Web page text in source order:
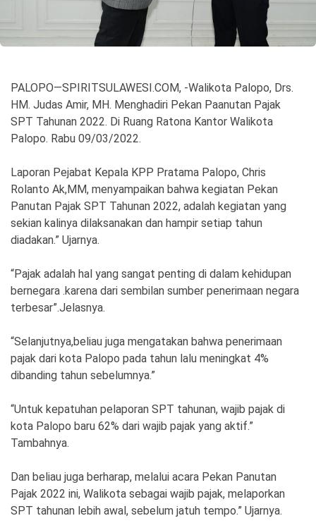
PALOPO—SPIRITSULAWESI.COM, -Walikota Palopo, Drs.
HM. Judas Amir, MH. Menghadiri Pekan Paanutan Pajak
SPT Tahunan 2022. Di Ruang Ratona Kantor Walikota
Palopo. Rabu 09/03/2022.
Laporan Pejabat Kepala KPP Pratama Palopo, Chris
Rolanto Ak,MM, menyampaikan bahwa kegiatan Pekan
Panutan Pajak SPT Tahunan 2022, adalah kegiatan yang
sekian kalinya dilaksanakan dan hampir setiap tahun
diadakan.” Ujarnya.
“Pajak adalah hal yang sangat penting di dalam kehidupan
bernegara .karena dari sembilan sumber penerimaan negara
terbesar”.Jelasnya.
“Selanjutnya,beliau juga mengatakan bahwa penerimaan
pajak dari kota Palopo pada tahun lalu meningkat 4%
dibanding tahun sebelumnya.”
“Untuk kepatuhan pelaporan SPT tahunan, wajib pajak di
kota Palopo baru 62% dari wajib pajak yang aktif.”
Tambahnya.
Dan beliau juga berharap, melalui acara Pekan Panutan
Pajak 2022 ini, Walikota sebagai wajib pajak, melaporkan
SPT tahunan lebih awal, sebelum jatuh tempo.” Ujarnya.